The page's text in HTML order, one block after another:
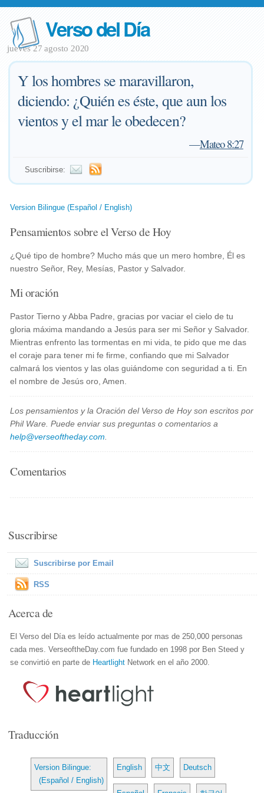
Verso del Día
jueves 27 agosto 2020
Y los hombres se maravillaron,
diciendo: ¿Quién es éste, que aun los
vientos y el mar le obedecen?
—Mateo 8:27
Suscribirse:
Version Bilingue (Español / English)
Pensamientos sobre el Verso de Hoy
¿Qué tipo de hombre? Mucho más que un mero hombre, Él es
nuestro Señor, Rey, Mesías, Pastor y Salvador.
Mi oración
Pastor Tierno y Abba Padre, gracias por vaciar el cielo de tu
gloria máxima mandando a Jesús para ser mi Señor y Salvador.
Mientras enfrento las tormentas en mi vida, te pido que me das
el coraje para tener mi fe firme, confiando que mi Salvador
calmará los vientos y las olas guiándome con seguridad a ti. En
el nombre de Jesús oro, Amen.
Los pensamientos y la Oración del Verso de Hoy son escritos por
Phil Ware. Puede enviar sus preguntas o comentarios a
help@verseoftheday.com
Comentarios
Suscribirse
Suscribirse por Email
RSS
Acerca de
El Verso del Día es leído actualmente por mas de 250,000 personas
cada mes. VerseoftheDay.com fue fundado en 1998 por Ben Steed y
se convirtió en parte de Heartlight Network en el año 2000.
Traducción
Version Bilingue:
(Español / English)
English 中文 Deutsch